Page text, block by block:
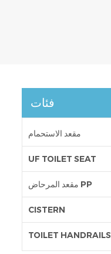
فئات
مقعد الاستحمام
UF TOILET SEAT
مقعد المرحاض PP
CISTERN
TOILET HANDRAILS